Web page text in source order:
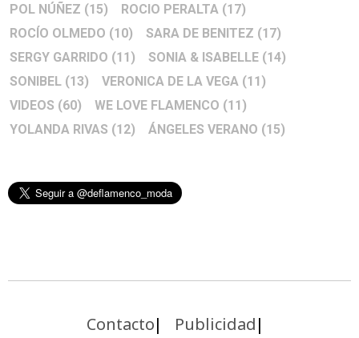
POL NÚÑEZ (15) ROCIO PERALTA (17)
ROCÍO OLMEDO (10) SARA DE BENITEZ (17)
SERGY GARRIDO (11) SONIA & ISABELLE (14)
SONIBEL (13) VERONICA DE LA VEGA (11)
VIDEOS (60) WE LOVE FLAMENCO (11)
YOLANDA RIVAS (12) ÁNGELES VERANO (15)
Contacto
Publicidad